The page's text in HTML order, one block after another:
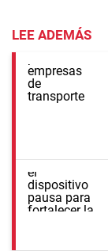
LEE ADEMÁS